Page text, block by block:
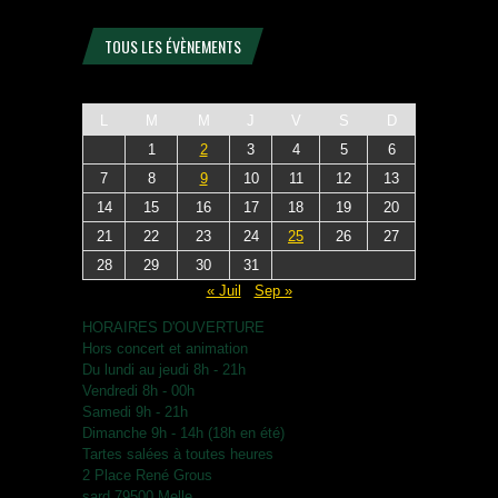
TOUS LES ÉVÈNEMENTS
M M J V S
D
1
2 3 4 5
6
7
8 9 10 11 12
13
14
15 16 17 18 19
20
21
22 23 24 25 26
27
28
29 30
31
« Juil
Sep »
HORAIRES D'OUVERTURE
Hors concert et animation
Du lundi au jeudi 8h - 21h
Vendredi 8h - 00h
Samedi 9h - 21h
Dimanche 9h - 14h (18h en été)
Tartes salées à toutes heures
2 Place René Grous